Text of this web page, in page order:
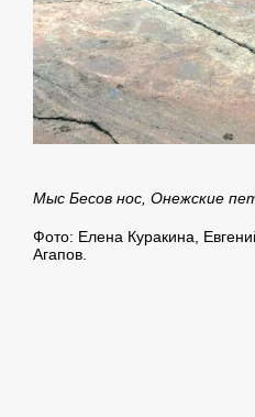
Мыс Бесов нос, Онежские
Фото: Елена Куракина,
Агапов.